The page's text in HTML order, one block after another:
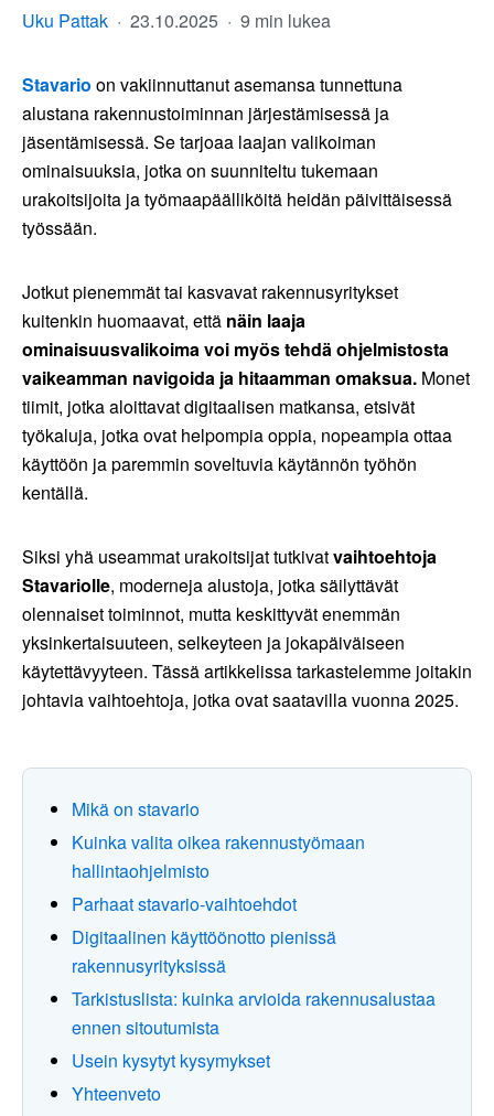
Uku Pattak · 23.10.2025 · 9 min lukea
Stavario on vakiinnuttanut asemansa tunnettuna
alustana rakennustoiminnan järjestämisessä ja
jäsentämisessä. Se tarjoaa laajan valikoiman
ominaisuuksia, jotka on suunniteltu tukemaan
urakoitsijoita ja työmaapäälliköitä heidän päivittäisessä
työssään.
Jotkut pienemmät tai kasvavat rakennusyritykset
kuitenkin huomaavat, että näin laaja
ominaisuusvalikoima voi myös tehdä ohjelmistosta
vaikeamman navigoida ja hitaamman omaksua. Monet
tiimit, jotka aloittavat digitaalisen matkansa, etsivät
työkaluja, jotka ovat helpompia oppia, nopeampia ottaa
käyttöön ja paremmin soveltuvia käytännön työhön
kentällä.
Siksi yhä useammat urakoitsijat tutkivatvaihtoehtoja
Stavariolle, moderneja alustoja, jotka säilyttävät
olennaiset toiminnot, mutta keskittyvät enemmän
yksinkertaisuuteen, selkeyteen ja jokapäiväiseen
käytettävyyteen. Tässä artikkelissa tarkastelemme joitakin
johtavia vaihtoehtoja, jotka ovat saatavilla vuonna 2025.
Mikä on stavario
Kuinka valita oikea rakennustyömaan
hallintaohjelmisto
Parhaat stavario-vaihtoehdot
Digitaalinen käyttöönotto pienissä
rakennusyrityksissä
Tarkistuslista: kuinka arvioida rakennusalustaa
ennen sitoutumista
Usein kysytyt kysymykset
Yhteenveto